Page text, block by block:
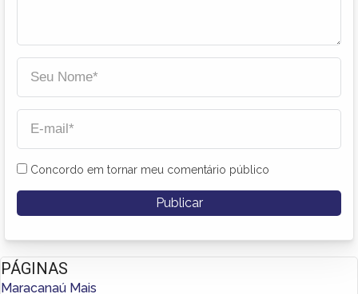
Concordo em tornar meu comentário público
PÁGINAS
Maracanaú Mais